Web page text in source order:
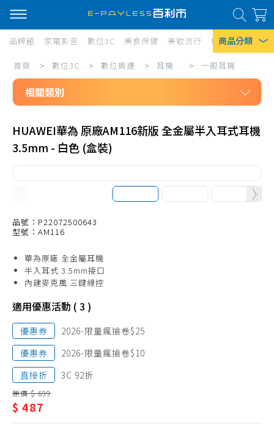
商品分類
熱門搜尋
風扇
衛生紙
品牌館 家電影音 數位3C 美食保健 美妝流行 傢俱寢具 居
數
位
3C/
數
位
周
邊/
機/
般
耳
機
首頁 > 數位3C > 數位周邊 > 耳機 > 一般耳機
相關類別
數位周邊
一般耳機
藍芽耳機
真無線藍芽耳機
HUAWEI華為 原廠AM116新版 全金屬半入耳式耳機
3.5mm - 白色 (盒裝)
品號：P22072500643
型號：AM116
華為原廠 全金屬耳機
半入耳式 3.5mm接口
內建麥克風 三鍵線控
適用優惠活動 ( 3 )
優惠券
2026-限量瘋搶卷$25
優惠券
2026-限量瘋搶卷$10
直接折
3C 92折
原價 $ 699
$ 487